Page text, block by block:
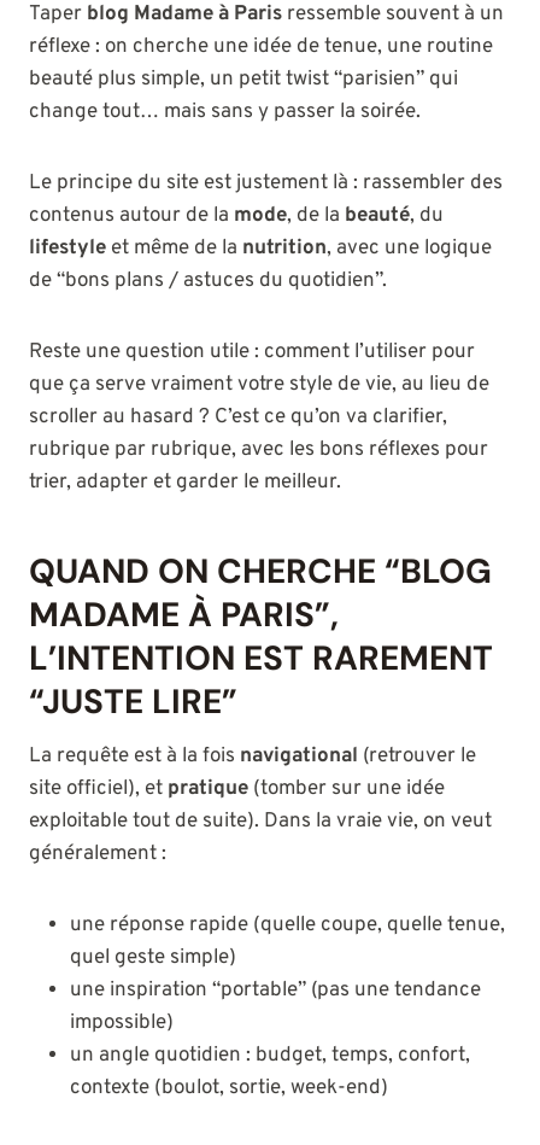
Taper blog Madame à Paris ressemble souvent à un
réflexe : on cherche une idée de tenue, une routine
beauté plus simple, un petit twist “parisien” qui
change tout… mais sans y passer la soirée.
Le principe du site est justement là : rassembler des
contenus autour de la mode, de la beauté, du
lifestyle et même de la nutrition, avec une logique
de “bons plans / astuces du quotidien”.
Reste une question utile : comment l’utiliser pour
que ça serve vraiment votre style de vie, au lieu de
scroller au hasard ? C’est ce qu’on va clarifier,
rubrique par rubrique, avec les bons réflexes pour
trier, adapter et garder le meilleur.
QUAND ON CHERCHE “BLOG
MADAME À PARIS”,
L’INTENTION EST RAREMENT
“JUSTE LIRE”
La requête est à la fois navigational (retrouver le
site officiel), et pratique (tomber sur une idée
exploitable tout de suite). Dans la vraie vie, on veut
généralement :
une réponse rapide (quelle coupe, quelle tenue,
quel geste simple)
une inspiration “portable” (pas une tendance
impossible)
un angle quotidien : budget, temps, confort,
contexte (boulot, sortie, week-end)